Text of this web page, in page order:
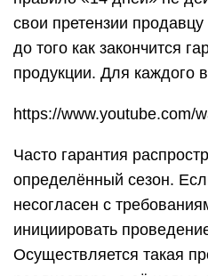
Если продавец
принимать
Нередко возникают
магазина просто-
различными причинами:
окончания четырнадцати
обувь поношена. И даже
помогает добиться
Не желая пользоваться